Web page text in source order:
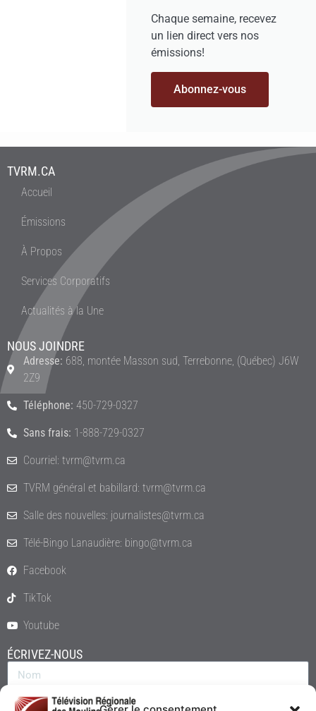
Chaque semaine, recevez
un lien direct vers nos
émissions!
Abonnez-vous
TVRM.CA
Accueil
Émissions
À Propos
Services Corporatifs
Actualités à la Une
NOUS JOINDRE
Adresse: 688, montée Masson sud, Terrebonne, (Québec) J6W
2Z9
Téléphone: 450-729-0327
Sans frais: 1-888-729-0327
Courriel: tvrm@tvrm.ca
TVRM général et babillard: tvrm@tvrm.ca
Salle des nouvelles: journalistes@tvrm.ca
Télé-Bingo Lanaudière: bingo@tvrm.ca
Facebook
TikTok
Youtube
ÉCRIVEZ-NOUS